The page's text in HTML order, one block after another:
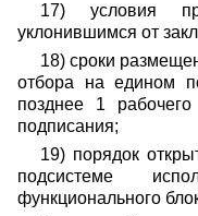
17) условия
уклонившимся от
18) сроки
отбора на едином
позднее 1
подписания;
19) порядок
подсистеме
функционального